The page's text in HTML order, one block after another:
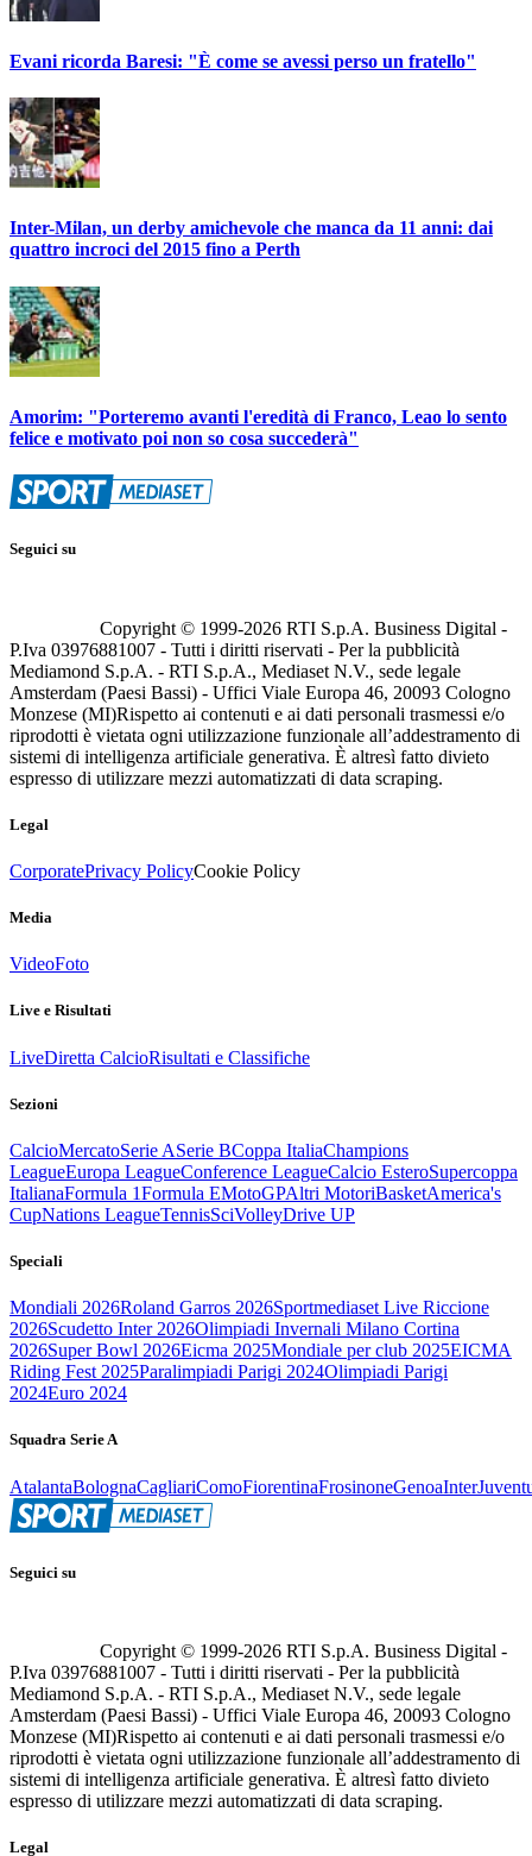
Evani ricorda Baresi: "È come se avessi perso un fratello"
Inter-Milan, un derby amichevole che manca da 11 anni: dai
quattro incroci del 2015 fino a Perth
Amorim: "Porteremo avanti l'eredità di Franco, Leao lo sento
felice e motivato poi non so cosa succederà"
Seguici su
Copyright © 1999-2026 RTI S.p.A. Business Digital -
P.Iva 03976881007 - Tutti i diritti riservati - Per la pubblicità
Mediamond S.p.A. - RTI S.p.A., Mediaset N.V., sede legale
Amsterdam (Paesi Bassi) - Uffici Viale Europa 46, 20093 Cologno
Monzese (MI)Rispetto ai contenuti e ai dati personali trasmessi e/o
riprodotti è vietata ogni utilizzazione funzionale all’addestramento di
sistemi di intelligenza artificiale generativa. È altresì fatto divieto
espresso di utilizzare mezzi automatizzati di data scraping.
Legal
CorporatePrivacy PolicyCookie Policy
Media
VideoFoto
Live e Risultati
LiveDiretta CalcioRisultati e Classifiche
Sezioni
CalcioMercatoSerie ASerie BCoppa ItaliaChampions
LeagueEuropa LeagueConference LeagueCalcio EsteroSupercoppa
ItalianaFormula 1Formula EMotoGPAltri MotoriBasketAmerica's
CupNations LeagueTennisSciVolleyDrive UP
Speciali
Mondiali 2026Roland Garros 2026Sportmediaset Live Riccione
2026Scudetto Inter 2026Olimpiadi Invernali Milano Cortina
2026Super Bowl 2026Eicma 2025Mondiale per club 2025EICMA
Riding Fest 2025Paralimpiadi Parigi 2024Olimpiadi Parigi
2024Euro 2024
Squadra Serie A
AtalantaBolognaCagliariComoFiorentinaFrosinoneGenoaInter
Seguici su
Copyright © 1999-2026 RTI S.p.A. Business Digital -
P.Iva 03976881007 - Tutti i diritti riservati - Per la pubblicità
Mediamond S.p.A. - RTI S.p.A., Mediaset N.V., sede legale
Amsterdam (Paesi Bassi) - Uffici Viale Europa 46, 20093 Cologno
Monzese (MI)Rispetto ai contenuti e ai dati personali trasmessi e/o
riprodotti è vietata ogni utilizzazione funzionale all’addestramento di
sistemi di intelligenza artificiale generativa. È altresì fatto divieto
espresso di utilizzare mezzi automatizzati di data scraping.
Legal